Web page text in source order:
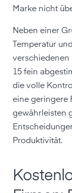
Marke nicht
Neben einer
Temperatur und
verschiedenen
15 fein
die volle
eine geringere
gewährleisten
Produktivität.